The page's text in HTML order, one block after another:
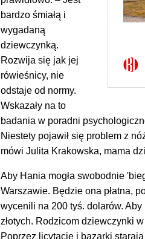
bardzo śmiałą i
wygadaną
dziewczynką.
Rozwija się jak jej
rówieśnicy, nie
odstaje od normy.
Wskazały na to
badania w poradni
Niestety pojawił się problem z
mówi Julita Krakowska, mama
Aby Hania mogła swobodnie
Warszawie. Będzie ona płatna,
wycenili na 200 tyś. dolarów.
złotych. Rodzicom dziewczynki
Poprzez licytacje i bazarki